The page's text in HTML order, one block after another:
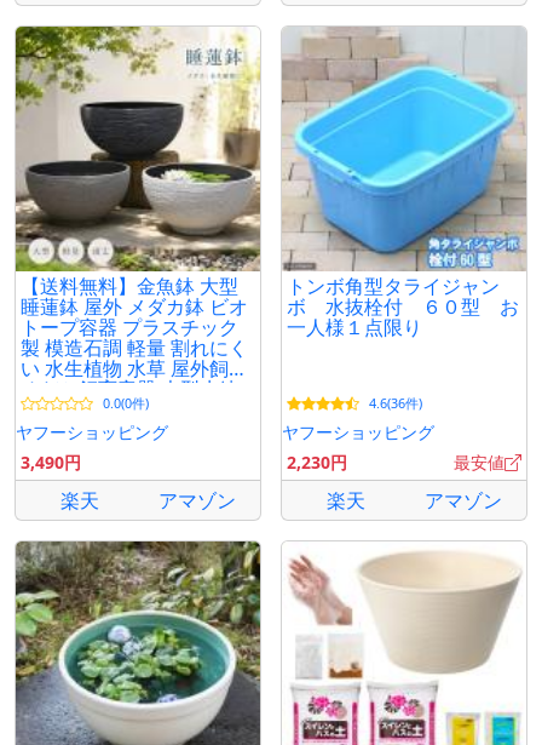
【送料無料】金魚鉢 大型
睡蓮鉢 屋外 メダカ鉢 ビオ
トープ容器 プラスチック
製 模造石調 軽量 割れにく
い 水生植物 水草 屋外飼育
めだか飼育容器 大型水鉢
ガーデニング
0.0(0件)
ヤフーショッピング
3,490円
楽天 アマゾン
トンボ角型タライジャン
ボ 水抜栓付 ６０型 お
一人様１点限り
4.6(36件)
ヤフーショッピング
2,230円
最安値
楽天 アマゾン